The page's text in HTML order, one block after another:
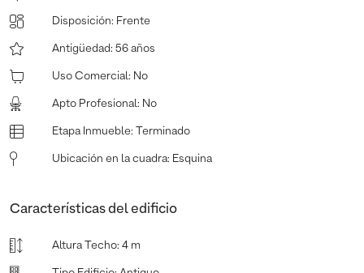
Disposición: Frente
Antigüedad: 56 años
Uso Comercial : No
Apto Profesional : No
Etapa Inmueble: Terminado
Ubicación en la cuadra: Esquina
Características del edificio
Altura Techo: 4 m